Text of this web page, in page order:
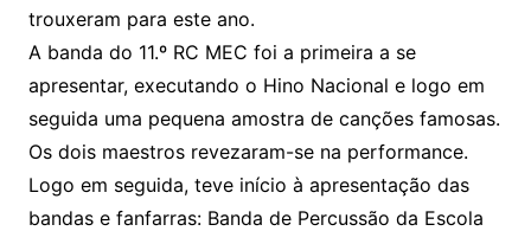
trouxeram para este ano.
A banda do 11.º RC MEC foi a primeira a se
apresentar, executando o Hino Nacional e logo em
seguida uma pequena amostra de canções famosas.
Os dois maestros revezaram-se na performance.
Logo em seguida, teve início à apresentação das
bandas e fanfarras: Banda de Percussão da Escola